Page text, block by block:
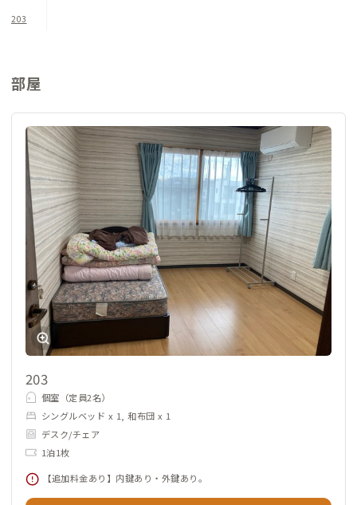
203
部屋
203
個室（定員2名）
シングルベッド x 1, 和布団 x 1
デスク/チェア
1泊1枚
【追加料金あり】内鍵あり・外鍵あり。